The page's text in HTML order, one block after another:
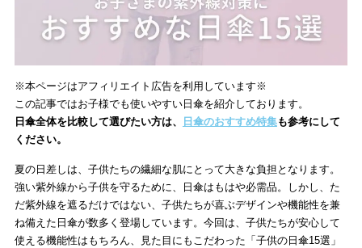
※本ページはアフィリエイト広告を利用しています※
この記事ではお子様でも使いやすい日傘を紹介しております。
日傘全体を比較して選びたい方は、
日傘のおすすめ特集も参考にして
ください。
夏の日差しは、子供たちの繊細な肌にとって大きな負担となります。
強い紫外線から子供を守るために、日傘はもはや必需品。しかし、た
だ紫外線を遮るだけではない、子供たちが喜ぶデザインや機能性を兼
ね備えた日傘が数多く登場しています。今回は、子供たちが安心して
使える機能性はもちろん、見た目にもこだわった「子供の日傘15選」